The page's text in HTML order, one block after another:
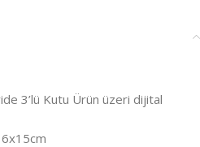
3’lü Kutu Ürün üzeri dijital